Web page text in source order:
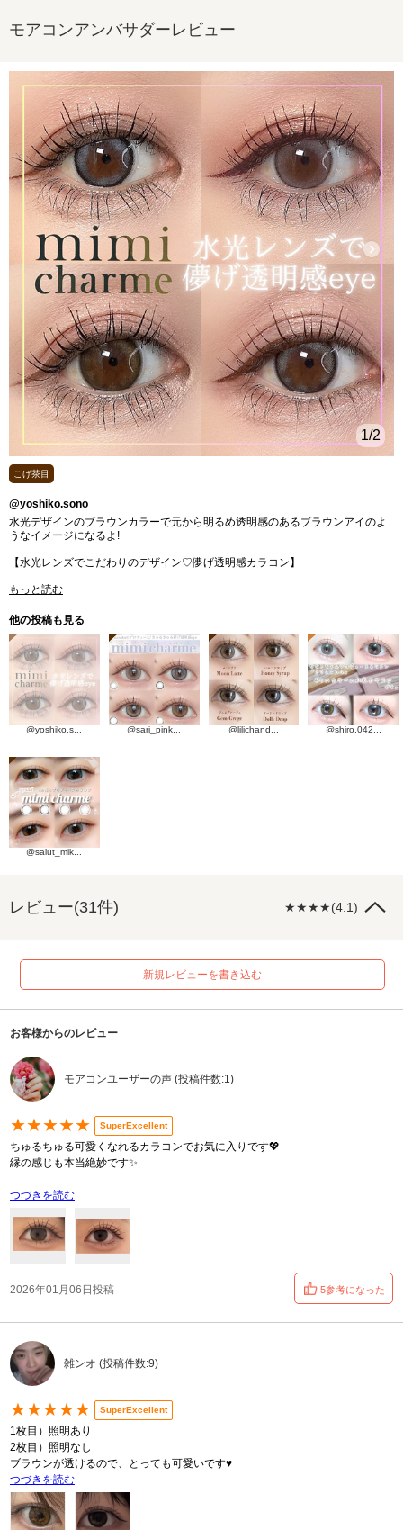
モアコンアンバサダーレビュー
1/2
こげ茶目
@yoshiko.sono
水光デザインのブラウンカラーで元から明るめ透明感のあるブラウンアイのよ
うなイメージになるよ!
【水光レンズでこだわりのデザイン♡儚げ透明感カラコン】
もっと読む
他の投稿も見る
@yoshiko.s... @sari_pink... @lilichand... @shiro.042...
@salut_mik...
レビュー(31件) ★★★★(4.1)
新規レビューを書き込む
お客様からのレビュー
モアコンユーザーの声 (投稿件数:1)
★★★★★ SuperExcellent
ちゅるちゅる可愛くなれるカラコンでお気に入りです💖
縁の感じも本当絶妙です✨
つづきを読む
2026年01月06日投稿 5参考になった
雑ンオ (投稿件数:9)
★★★★★ SuperExcellent
1枚目）照明あり
2枚目）照明なし
ブラウンが透けるので、とっても可愛いです♥️
つづきを読む